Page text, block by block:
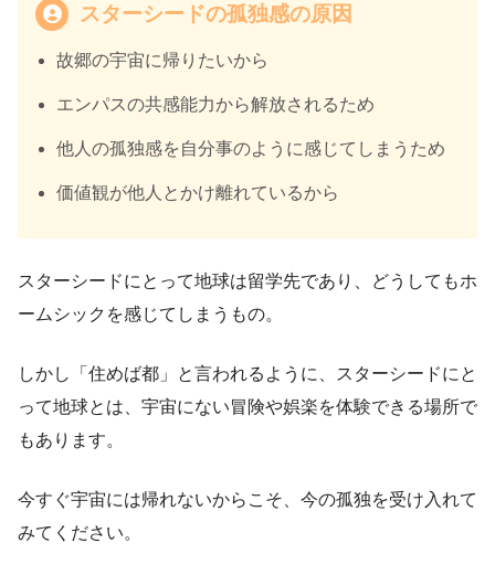
スターシードの孤独感の原因
故郷の宇宙に帰りたいから
エンパスの共感能力から解放されるため
他人の孤独感を自分事のように感じてしまうため
価値観が他人とかけ離れているから
スターシードにとって地球は留学先であり、どうしてもホ
ームシックを感じてしまうもの。
しかし「住めば都」と言われるように、スターシードにと
って地球とは、宇宙にない冒険や娯楽を体験できる場所で
もあります。
今すぐ宇宙には帰れないからこそ、今の孤独を受け入れて
みてください。